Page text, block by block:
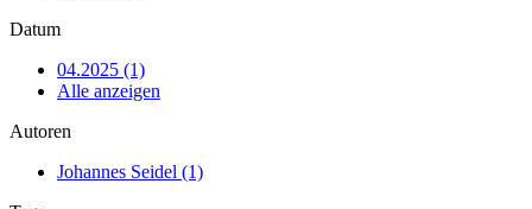
Datum
04.2025 (1)
Alle anzeigen
Autoren
Johannes Seidel (1)